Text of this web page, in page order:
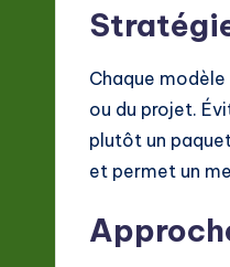
Chaque
ou du projet.
plutôt un
et permet un